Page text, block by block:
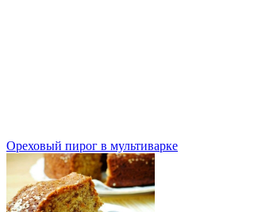
Ореховый пирог в мультиварке